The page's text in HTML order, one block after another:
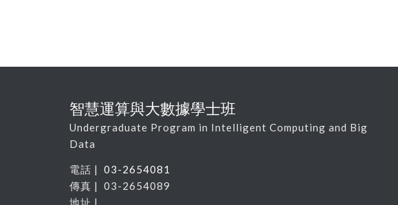
智慧運算與大數據學士班
Undergraduate Program in Intelligent Computing and Big
Data
電話 | 03-2654081
傳真 | 03-2654089
地址 |